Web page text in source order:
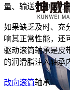
量、输送带的张力
如果缺乏及时、充
响其正常性能，还
驱动滚筒轴承是皮
的润滑脂注入轴承
改向滚筒轴承